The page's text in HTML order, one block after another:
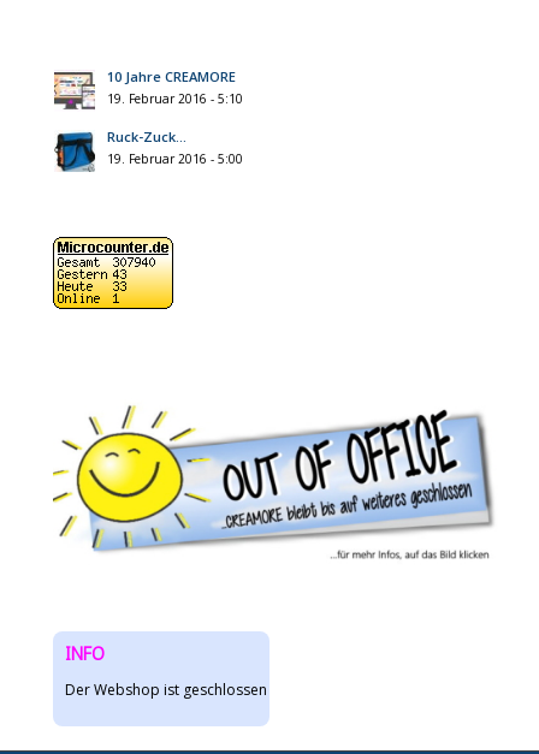
10 Jahre CREAMORE
19. Februar 2016 - 5:10
Ruck-Zuck…
19. Februar 2016 - 5:00
INFO
Der Webshop ist geschlossen